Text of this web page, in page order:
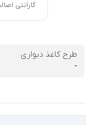
گارانتی
طرح کاغذ دیواری
-